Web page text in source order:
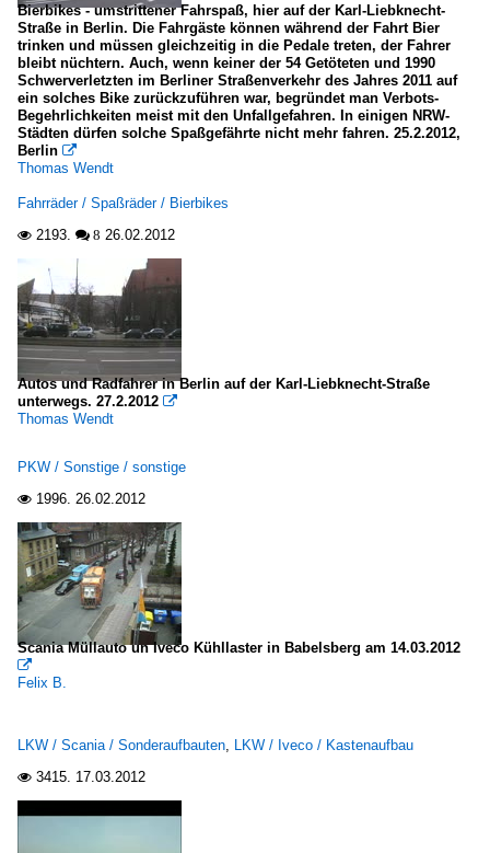
Bierbikes - umstrittener Fahrspaß, hier auf der Karl-Liebknecht-
Straße in Berlin. Die Fahrgäste können während der Fahrt Bier
trinken und müssen gleichzeitig in die Pedale treten, der Fahrer
bleibt nüchtern. Auch, wenn keiner der 54 Getöteten und 1990
Schwerverletzten im Berliner Straßenverkehr des Jahres 2011 auf
ein solches Bike zurückzuführen war, begründet man Verbots-
Begehrlichkeiten meist mit den Unfallgefahren. In einigen NRW-
Städten dürfen solche Spaßgefährte nicht mehr fahren. 25.2.2012,
Berlin 
Thomas Wendt
Fahrräder / Spaßräder / Bierbikes
 2193.  8 26.02.2012
Autos und Radfahrer in Berlin auf der Karl-Liebknecht-Straße
unterwegs. 27.2.2012 
Thomas Wendt
PKW / Sonstige / sonstige
 1996. 26.02.2012
Scania Müllauto un Iveco Kühllaster in Babelsberg am 14.03.2012

Felix B.
LKW / Scania / Sonderaufbauten, LKW / Iveco / Kastenaufbau
 3415. 17.03.2012